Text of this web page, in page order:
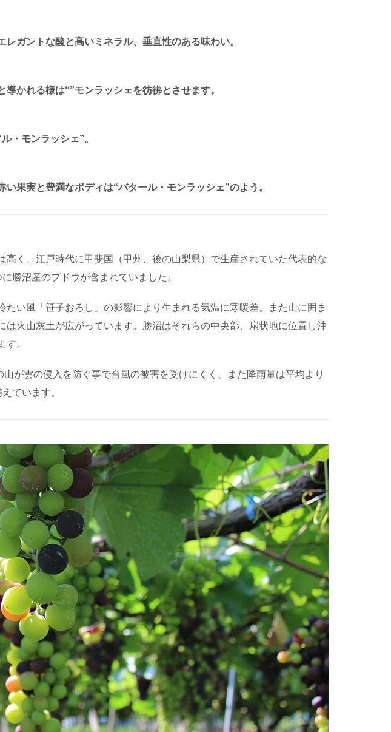
ガントな酸と高いミネラル、垂直性のある味わい。
かれる様は“”モンラッシェを彷彿とさせます。
・モンラッシェ”。
果実と豊満なボディは“バタール・モンラッシェ”のよう。
く、江戸時代に甲斐国（甲州、後の山梨県）で生産されていた代表的な
勝沼産のブドウが含まれていました。
い風「笹子おろし」の影響により生まれる気温に寒暖差。また山に囲ま
火山灰土が広がっています。勝沼はそれらの中央部、扇状地に位置し沖
。
が雲の侵入を防ぐ事で台風の被害を受けにくく、また降雨量は平均より
ています。